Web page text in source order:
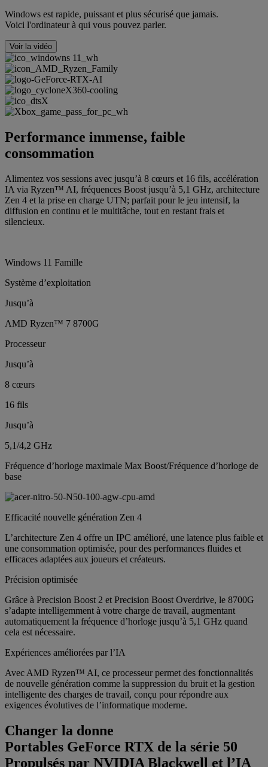
Windows est rapide, puissant et plus sécurisé que jamais.
Voici l'ordinateur à qui vous pouvez parler.
Voir la vidéo
Performance immense, faible
consommation
Alimentez vos sessions avec jusqu’à 8 cœurs et 16 fils, accélération
IA via Ryzen™ AI, fréquences Boost jusqu’à 5,1 GHz, architecture
Zen 4 et la prise en charge UTN; parfait pour le jeu intensif, la
diffusion en continu et le multitâche, tout en restant frais et
silencieux.
Windows 11 Famille
Système d’exploitation
Jusqu’à
AMD Ryzen™ 7 8700G
Processeur
Jusqu’à
8 cœurs
16 fils
Jusqu’à
5,1/4,2 GHz
Fréquence d’horloge maximale Max Boost/Fréquence d’horloge de
base
Efficacité nouvelle génération Zen 4
L’architecture Zen 4 offre un IPC amélioré, une latence plus faible et
une consommation optimisée, pour des performances fluides et
efficaces adaptées aux joueurs et créateurs.
Précision optimisée
Grâce à Precision Boost 2 et Precision Boost Overdrive, le 8700G
s’adapte intelligemment à votre charge de travail, augmentant
automatiquement la fréquence d’horloge jusqu’à 5,1 GHz quand
cela est nécessaire.
Expériences améliorées par l’IA
Avec AMD Ryzen™ AI, ce processeur permet des fonctionnalités
de nouvelle génération comme la suppression du bruit et la gestion
intelligente des charges de travail, conçu pour répondre aux
exigences évolutives de l’informatique moderne.
Changer la donne
Portables GeForce RTX de la série 50
Propulsés par NVIDIA Blackwell et l’IA